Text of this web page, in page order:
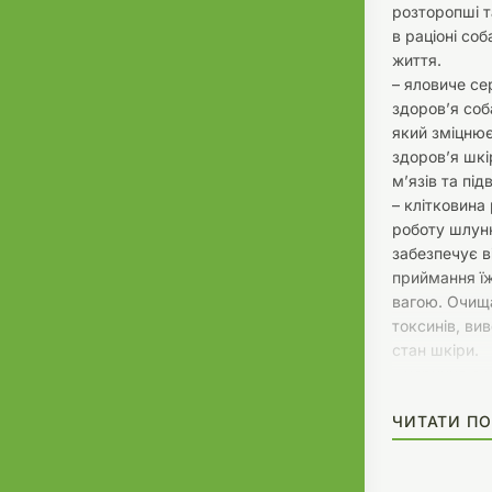
розторопші
в раціоні
життя.
– яловиче
здоровʼя
який
здоров’я
м’язів та
–
роботу
забезпечує
приймання
вагою.
токсинів,
стан шкіри.
старінню
Склад: серце
ЧИТАТИ